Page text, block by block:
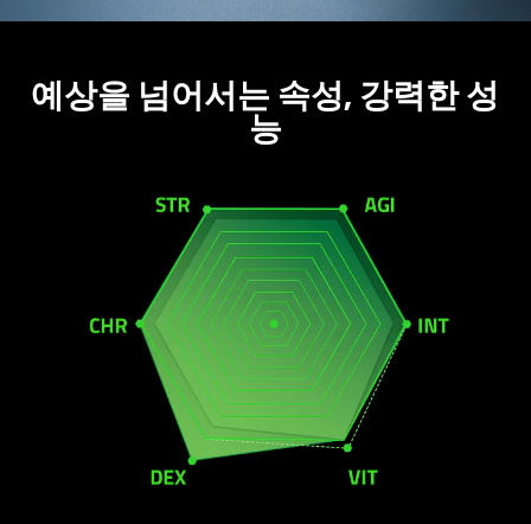
예상을 넘어서는 속성, 강력한 성
능